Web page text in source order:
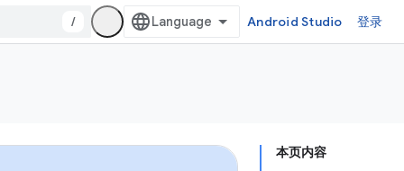
/ Android Studio 登录
本页内容